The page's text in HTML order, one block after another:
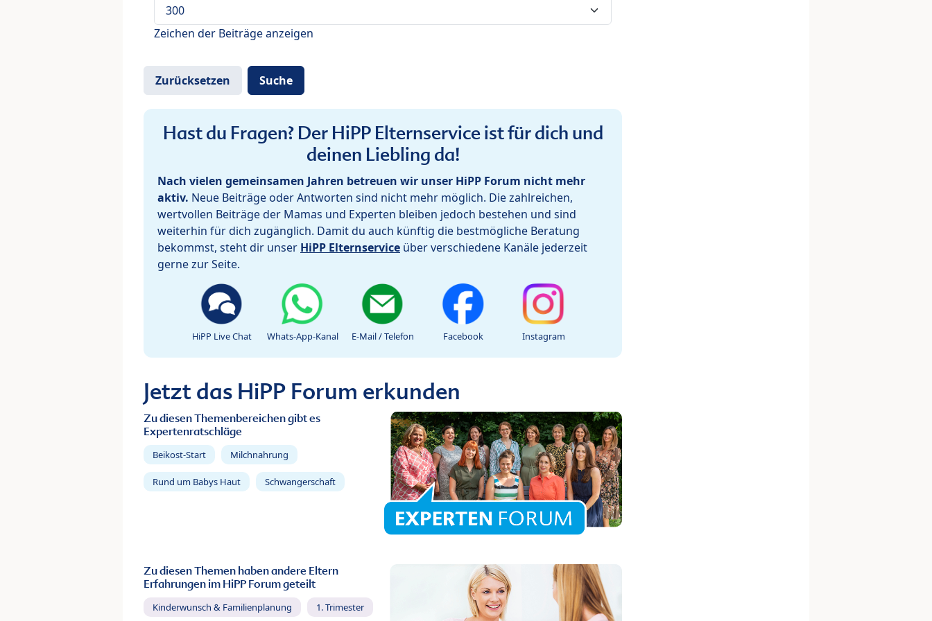
Zeichen der Beiträge anzeigen
Hast du Fragen? Der HiPP Elternservice ist für dich und
deinen Liebling da!
Nach vielen gemeinsamen Jahren betreuen wir unser HiPP Forum nicht mehr
aktiv. Neue Beiträge oder Antworten sind nicht mehr möglich. Die zahlreichen,
wertvollen Beiträge der Mamas und Experten bleiben jedoch bestehen und sind
weiterhin für dich zugänglich. Damit du auch künftig die bestmögliche Beratung
bekommst, steht dir unser HiPP Elternservice über verschiedene Kanäle jederzeit
gerne zur Seite.
HiPP Live Chat Whats-App-Kanal E-Mail / Telefon Facebook Instagram
Jetzt das HiPP Forum erkunden
Zu diesen Themenbereichen gibt es
Expertenratschläge
Beikost-Start Milchnahrung
Rund um Babys Haut Schwangerschaft
Zu diesen Themen haben andere Eltern
Erfahrungen im HiPP Forum geteilt
Kinderwunsch & Familienplanung 1. Trimester